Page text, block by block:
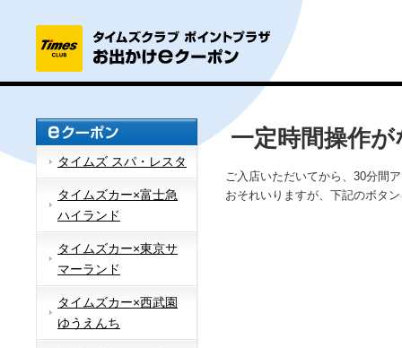
タイムズ スパ・レスタ
タイムズカー×富士急
ハイランド
タイムズカー×東京サ
マーランド
タイムズカー×西武園
ゆうえんち
一定時間操作
ご入店いただいてから、30分間
おそれいりますが、下記のボタ